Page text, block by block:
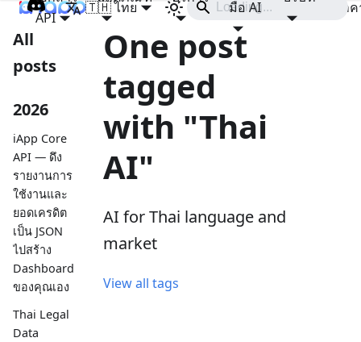
iApp
API
มือ AI
รา
🇹🇭 ไทย
All
posts
2026
iApp Core
API — ดึง
รายงานการ
ใช้งานและ
ยอดเครดิต
เป็น JSON
ไปสร้าง
Dashboard
ของคุณเอง
Thai Legal
Data
One post
tagged
with "Thai
AI"
AI for Thai language and
market
View all tags